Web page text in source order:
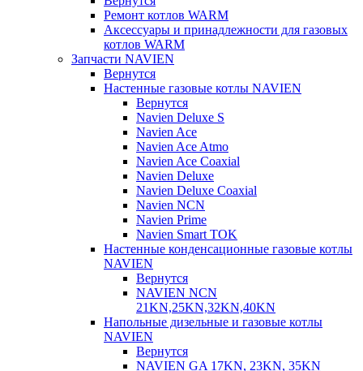
Ремонт котлов WARM
Аксессуары и принадлежности для газовых
котлов WARM
Запчасти NAVIEN
Вернутся
Настенные газовые котлы NAVIEN
Вернутся
Navien Deluxe S
Navien Ace
Navien Ace Atmo
Navien Ace Coaxial
Navien Deluxe
Navien Deluxe Coaxial
Navien NCN
Navien Prime
Navien Smart TOK
Настенные конденсационные газовые котлы
NAVIEN
Вернутся
NAVIEN NCN
21KN,25KN,32KN,40KN
Напольные дизельные и газовые котлы
NAVIEN
Вернутся
NAVIEN GA 17KN, 23KN, 35KN